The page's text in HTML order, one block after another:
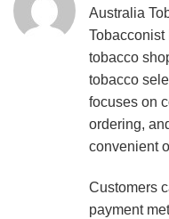
Australia
tobacco
tobacco
focuses on
ordering,
convenient
Customers
payment